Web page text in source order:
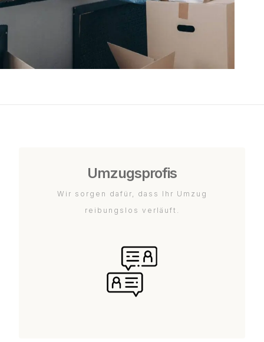
Umzugsprofis
Wir sorgen dafür, dass Ihr Umzug
reibungslos verläuft.